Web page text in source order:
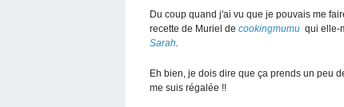
Du coup quand j'ai vu que je pouvais me
recette de Muriel de cookingmumu qui elle-
Sarah.
Eh bien, je dois dire que ça prends un peu
me suis régalée !!